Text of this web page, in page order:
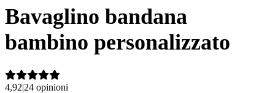
Bavaglino bandana
bambino personalizzato
4,92|24 opinioni